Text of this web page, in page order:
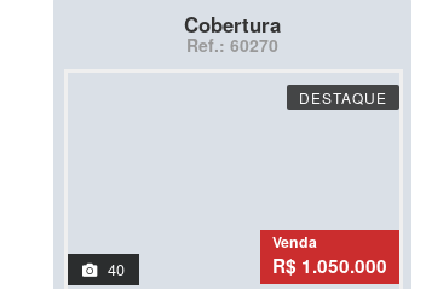
Cobertura
Ref.: 60270
DESTAQUE
40
Venda
R$ 1.050.000